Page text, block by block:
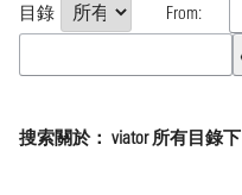
目錄 From:
搜索關於： viator 所有目錄下